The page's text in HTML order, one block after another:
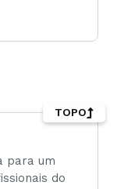
para um
do
TOPO